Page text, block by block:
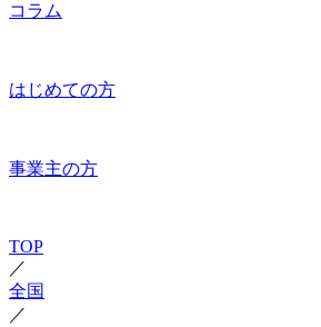
コラム
はじめての方
事業主の方
TOP
／
全国
／